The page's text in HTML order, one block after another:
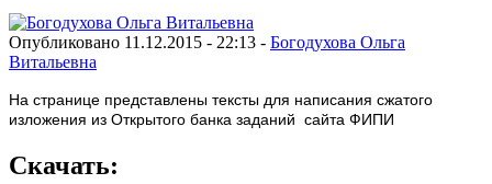
Опубликовано 11.12.2015 - 22:13 - Богодухова Ольга
Витальевна
На странице представлены тексты для написания сжатого
изложения из Открытого банка заданий сайта ФИПИ
Скачать: